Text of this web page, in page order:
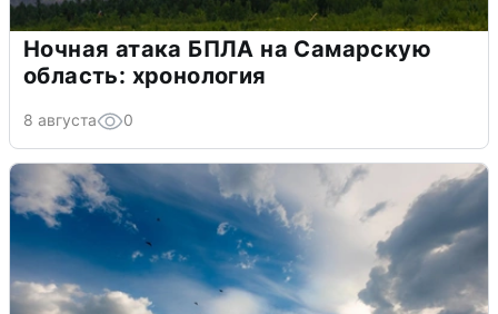
Ночная атака БПЛА на Самарскую
область: хронология
8 августа 0